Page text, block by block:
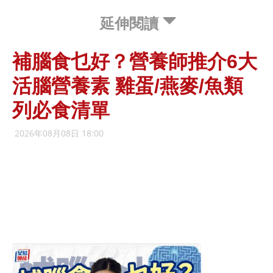
延伸閱讀
補腦食乜好？營養師推介6大
活腦營養素 雞蛋/燕麥/魚類
列必食清單
2026年08月08日 18:00